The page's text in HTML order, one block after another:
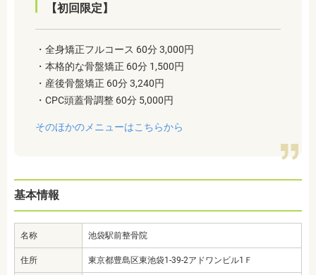
【初回限定】
・全身矯正フルコース 60分 3,000円
・本格的な骨盤矯正 60分 1,500円
・産後骨盤矯正 60分 3,240円
・CPC頭蓋骨調整 60分 5,000円
そのほかのメニューはこちらから
基本情報
名称 池袋駅前整骨院
住所 東京都豊島区東池袋1-39-2アドワンビル1Ｆ